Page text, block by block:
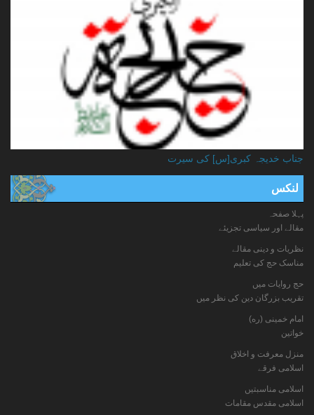
جناب خدیجہ کبری[س] کی سیرت
لنکس
پہلا صفحہ
مقالے اور سیاسی تجزیئے
نظریات و دینی مقالے
مناسک حج کی تعلیم
حج روایات میں
تقریب بزرگان دین کی نظر میں
امام خمینی (ره)
خواتين
منزل معرفت و اخلاق
اسلامی فرقے
اسلامی مناسبتیں
اسلامی مقدس مقامات